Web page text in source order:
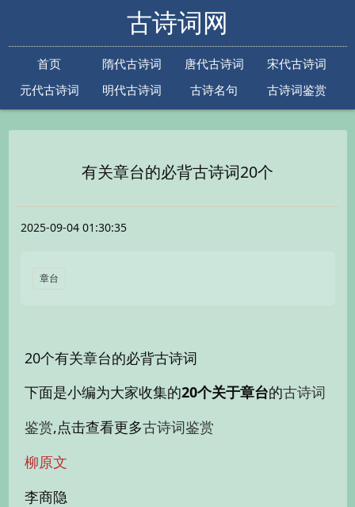
古诗词网
首页 隋代古诗词 唐代古诗词
宋代古诗词
元代古诗词
明代古诗词 古诗名句
古诗词鉴赏
有关章台的必背古诗词20个
2025-09-04 01:30:35
章台
20个有关章台的必背古诗词
下面是小编为大家收集的20个关于章台的古诗词
鉴赏,点击查看更多古诗词鉴赏
柳原文
李商隐